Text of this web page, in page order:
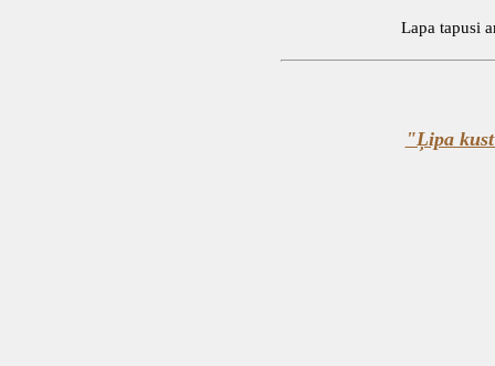
Lapa tapusi
"Ļipa